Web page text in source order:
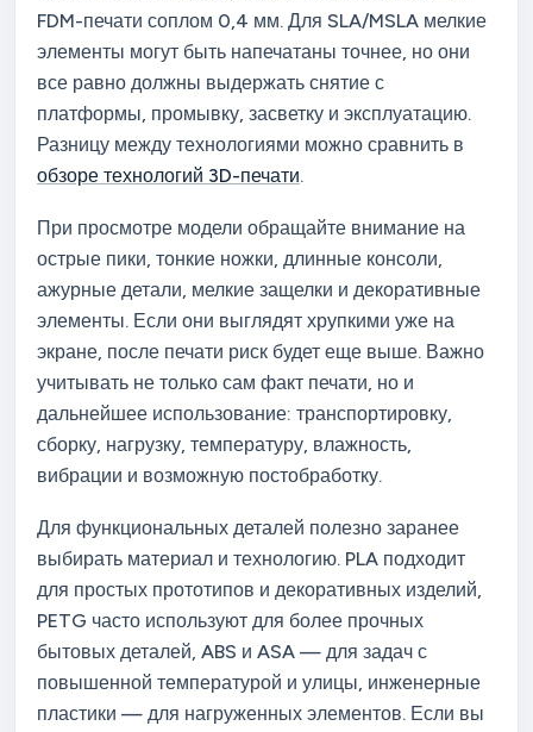
FDM-печати соплом 0,4 мм. Для SLA/MSLA мелкие
элементы могут быть напечатаны точнее, но они
все равно должны выдержать снятие с
платформы, промывку, засветку и эксплуатацию.
Разницу между технологиями можно сравнить в
обзоре технологий 3D-печати.
При просмотре модели обращайте внимание на
острые пики, тонкие ножки, длинные консоли,
ажурные детали, мелкие защелки и декоративные
элементы. Если они выглядят хрупкими уже на
экране, после печати риск будет еще выше. Важно
учитывать не только сам факт печати, но и
дальнейшее использование: транспортировку,
сборку, нагрузку, температуру, влажность,
вибрации и возможную постобработку.
Для функциональных деталей полезно заранее
выбирать материал и технологию. PLA подходит
для простых прототипов и декоративных изделий,
PETG часто используют для более прочных
бытовых деталей, ABS и ASA — для задач с
повышенной температурой и улицы, инженерные
пластики — для нагруженных элементов. Если вы